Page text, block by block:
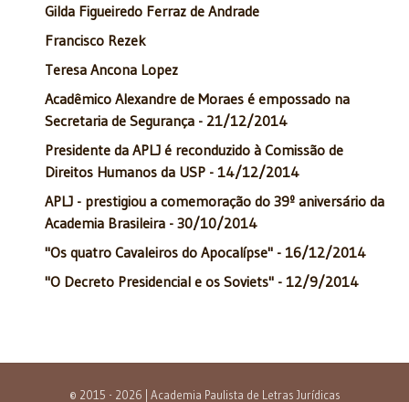
Gilda Figueiredo Ferraz de Andrade
Francisco Rezek
Teresa Ancona Lopez
Acadêmico Alexandre de Moraes é empossado na
Secretaria de Segurança - 21/12/2014
Presidente da APLJ é reconduzido à Comissão de
Direitos Humanos da USP - 14/12/2014
APLJ - prestigiou a comemoração do 39º aniversário da
Academia Brasileira - 30/10/2014
"Os quatro Cavaleiros do Apocalípse" - 16/12/2014
"O Decreto Presidencial e os Soviets" - 12/9/2014
© 2015 - 2026 | Academia Paulista de Letras Jurídicas